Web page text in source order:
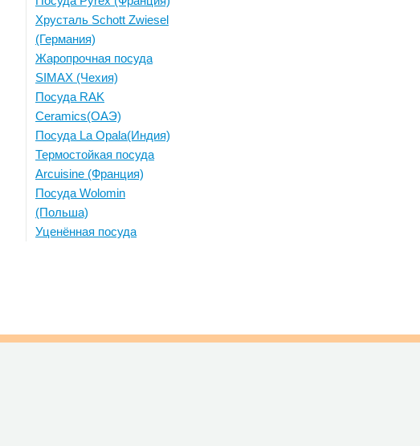
Хрусталь Schott Zwiesel
(Германия)
Жаропрочная посуда
SIMAX (Чехия)
Посуда RAK
Ceramics(ОАЭ)
Посуда La Opala(Индия)
Термостойкая посуда
Arcuisine (Франция)
Посуда Wolomin
(Польша)
Уценённая посуда